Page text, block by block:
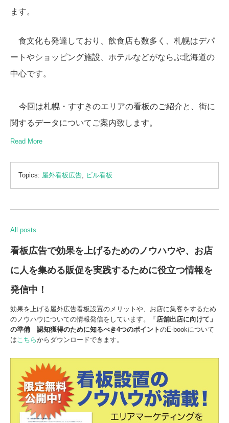
ます。
食文化も発達しており、飲食店も数多く、札幌はデパ
ートやショッピング施設、ホテルなどがならぶ北海道の
中心です。
今回は札幌・すすきのエリアの看板のご紹介と、街に
関するデータについてご案内致します。
Read More
Topics: 屋外看板広告 ビル看板
All posts
看板広告で効果を上げるためのノウハウや、お店
に人を集める販促を実践するために役立つ情報を
発信中！
効果を上げる屋外広告看板設置のメリットや、お店に集客をするため
のノウハウについての情報発信をしています。
「店舗出店に向けて」
の準備 認知獲得のために知るべき4つのポイントのE-bookについて
は こちらからダウンロードできます。